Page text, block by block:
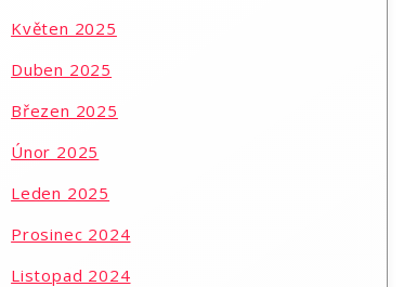
Květen 2025
Duben 2025
Březen 2025
Únor 2025
Leden 2025
Prosinec 2024
Listopad 2024